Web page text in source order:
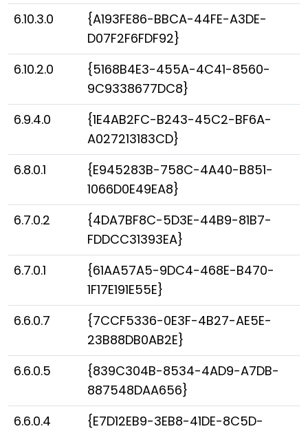
6.10.3.0
{A193FE86-BBCA-44FE-A3DE-
D07F2F6FDF92}
6.10.2.0
{5168B4E3-455A-4C41-8560-
9C9338677DC8}
6.9.4.0
{1E4AB2FC-B243-45C2-BF6A-
A027213183CD}
6.8.0.1
{E945283B-758C-4A40-B851-
1066D0E49EA8}
6.7.0.2
{4DA7BF8C-5D3E-44B9-81B7-
FDDCC31393EA}
6.7.0.1
{61AA57A5-9DC4-468E-B470-
1F17E191E55E}
6.6.0.7
{7CCF5336-0E3F-4B27-AE5E-
23B88DB0AB2E}
6.6.0.5
{839C304B-8534-4AD9-A7DB-
887548DAA656}
6.6.0.4
{E7D12EB9-3EB8-41DE-8C5D-